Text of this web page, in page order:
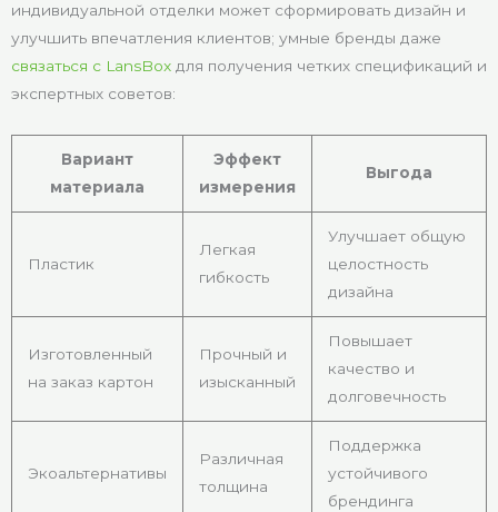
индивидуальной отделки может сформировать дизайн и
улучшить впечатления клиентов; умные бренды даже
связаться с LansBox для получения четких спецификаций и
экспертных советов:
Вариант
материала
Эффект
измерения
Выгода
Пластик
Легкая
гибкость
Улучшает общую
целостность
дизайна
Изготовленный
на заказ картон
Прочный и
изысканный
Повышает
качество и
долговечность
Экоальтернативы
Различная
толщина
Поддержка
устойчивого
брендинга